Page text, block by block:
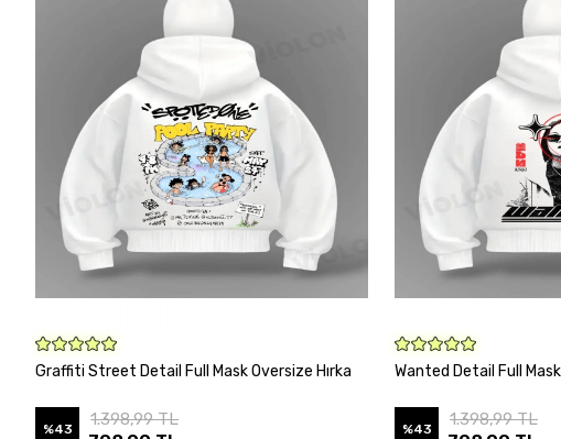
SEPETE EKLE
Graffiti Street Detail Full Mask Oversize Hırka
%43
1.398,99 TL
Wanted Detail Full
%43
1.398,99 TL